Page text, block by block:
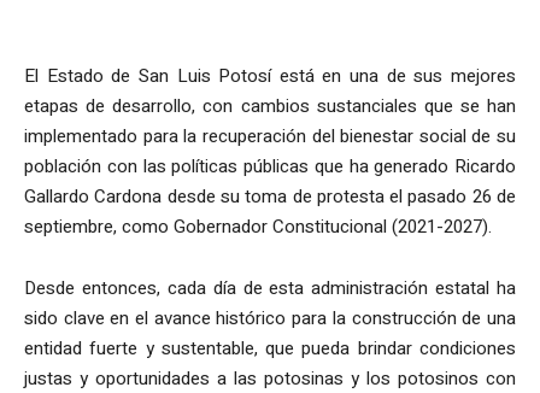
El Estado de San Luis Potosí está en una de sus mejores
etapas de desarrollo, con cambios sustanciales que se han
implementado para la recuperación del bienestar social de su
población con las políticas públicas que ha generado Ricardo
Gallardo Cardona desde su toma de protesta el pasado 26 de
septiembre, como Gobernador Constitucional (2021-2027).
Desde entonces, cada día de esta administración estatal ha
sido clave en el avance histórico para la construcción de una
entidad fuerte y sustentable, que pueda brindar condiciones
justas y oportunidades a las potosinas y los potosinos con